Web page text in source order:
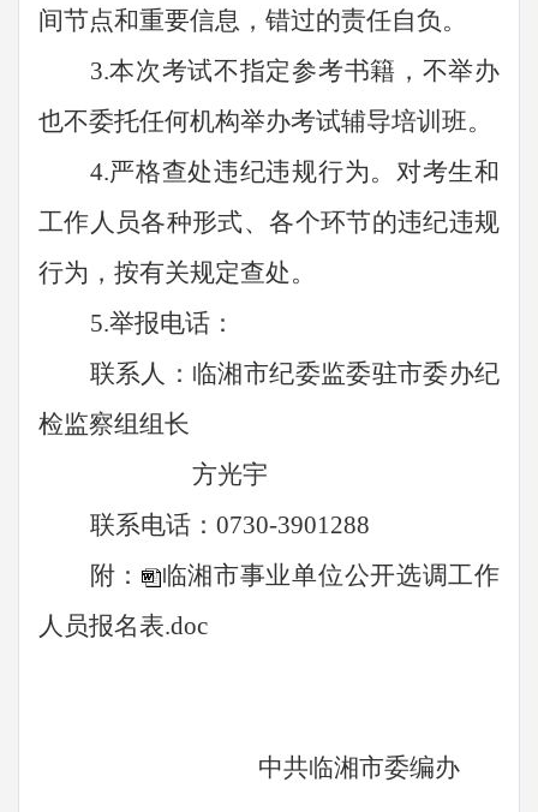
间节点和重要信息，错过的责任自负。
3.本次考试不指定参考书籍，不举办
也不委托任何机构举办考试辅导培训班。
4.严格查处违纪违规行为。对考生和
工作人员各种形式、各个环节的违纪违规
行为，按有关规定查处。
5.举报电话：
联系人：临湘市纪委监委驻市委办纪
检监察组组长
方光宇
联系电话： 0730-3901288
附：
临湘市事业单位公开选调工作
人员报名表.doc
中共临湘市委编办